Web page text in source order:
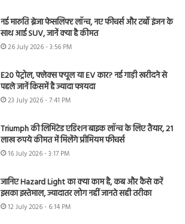
नई मारुति ब्रेजा फेसलिफ्ट लॉन्च, नए फीचर्स और टर्बो इंजन के
साथ आई SUV, जानें क्या है कीमत
26 July 2026 - 3:56 PM
E20 पेट्रोल, फ्लेक्स फ्यूल या EV कार? नई गाड़ी खरीदने से
पहले जानें किसमें है ज्यादा फायदा
23 July 2026 - 7:41 PM
Triumph की लिमिटेड एडिशन बाइक लॉन्च के लिए तैयार, 21
लाख रुपये कीमत में मिलेंगे प्रीमियम फीचर्स
16 July 2026 - 3:17 PM
जानिए Hazard Light का क्या काम है, कब और कैसे करें
इसका इस्तेमाल, ज्यादातर लोग नहीं जानते सही तरीका
12 July 2026 - 6:14 PM